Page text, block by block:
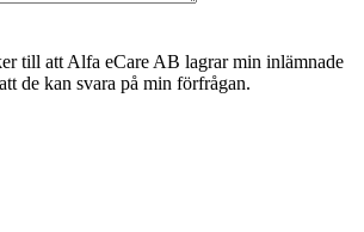
till att Alfa eCare AB lagrar min inlämnade
de kan svara på min förfrågan.